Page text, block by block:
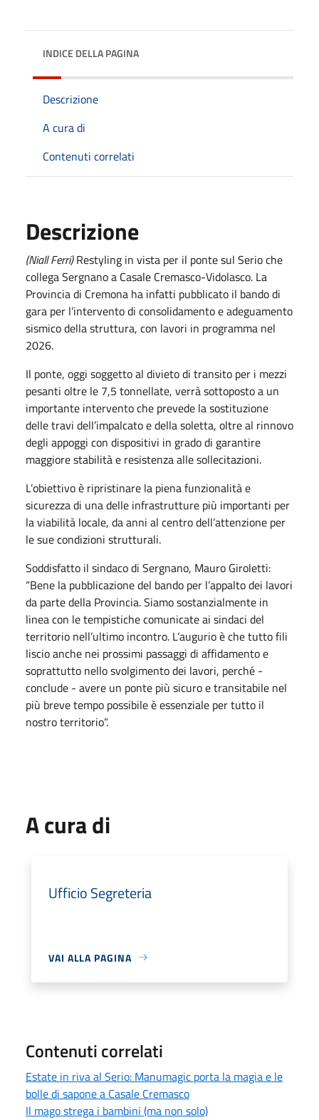
INDICE DELLA PAGINA
Descrizione
A cura di
Contenuti correlati
Descrizione
(Niall Ferri)Restyling in vista per il ponte sul Serio che
collega Sergnano a Casale Cremasco-Vidolasco. La
Provincia di Cremona ha infatti pubblicato il bando di
gara per l’intervento di consolidamento e adeguamento
sismico della struttura, con lavori in programma nel
2026.
Il ponte, oggi soggetto al divieto di transito per i mezzi
pesanti oltre le 7,5 tonnellate, verrà sottoposto a un
importante intervento che prevede la sostituzione
delle travi dell’impalcato e della soletta, oltre al rinnovo
degli appoggi con dispositivi in grado di garantire
maggiore stabilità e resistenza alle sollecitazioni.
L’obiettivo è ripristinare la piena funzionalità e
sicurezza di una delle infrastrutture più importanti per
la viabilità locale, da anni al centro dell’attenzione per
le sue condizioni strutturali.
Soddisfatto il sindaco di Sergnano, Mauro Giroletti:
“Bene la pubblicazione del bando per l’appalto dei lavori
da parte della Provincia. Siamo sostanzialmente in
linea con le tempistiche comunicate ai sindaci del
territorio nell’ultimo incontro. L’augurio è che tutto fili
liscio anche nei prossimi passaggi di affidamento e
soprattutto nello svolgimento dei lavori, perché -
conclude - avere un ponte più sicuro e transitabile nel
più breve tempo possibile è essenziale per tutto il
nostro territorio”.
A cura di
Ufficio Segreteria
VAI ALLA PAGINA
Contenuti correlati
Estate in riva al Serio: Manumagic porta la magia e le
bolle di sapone a Casale Cremasco
Il mago strega i bambini (ma non solo)